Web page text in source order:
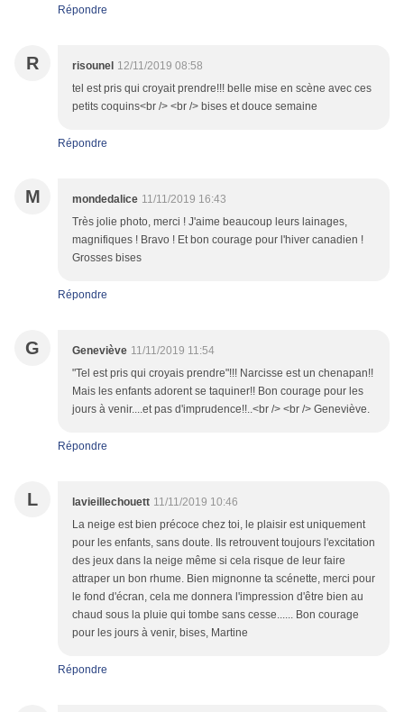
Répondre
R risounel 12/11/2019 08:58
tel est pris qui croyait prendre!!! belle mise en scène avec ces
petits coquins<br /> <br /> bises et douce semaine
Répondre
M mondedalice 11/11/2019 16:43
Très jolie photo, merci ! J'aime beaucoup leurs lainages,
magnifiques ! Bravo ! Et bon courage pour l'hiver canadien !
Grosses bises
Répondre
G Geneviève 11/11/2019 11:54
"Tel est pris qui croyais prendre"!!! Narcisse est un chenapan!!
Mais les enfants adorent se taquiner!! Bon courage pour les
jours à venir....et pas d'imprudence!!..<br /> <br /> Geneviève.
Répondre
L lavieillechouett 11/11/2019 10:46
La neige est bien précoce chez toi, le plaisir est uniquement
pour les enfants, sans doute. Ils retrouvent toujours l'excitation
des jeux dans la neige même si cela risque de leur faire
attraper un bon rhume. Bien mignonne ta scénette, merci pour
le fond d'écran, cela me donnera l'impression d'être bien au
chaud sous la pluie qui tombe sans cesse...... Bon courage
pour les jours à venir, bises, Martine
Répondre